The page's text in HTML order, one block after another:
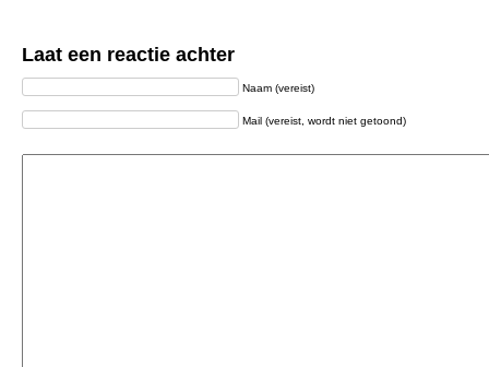
Laat een reactie achter
Naam (vereist)
Mail (vereist, wordt niet getoond)